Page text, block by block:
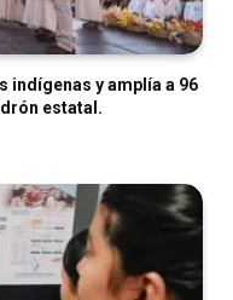
indígenas y amplía a 96
estatal.